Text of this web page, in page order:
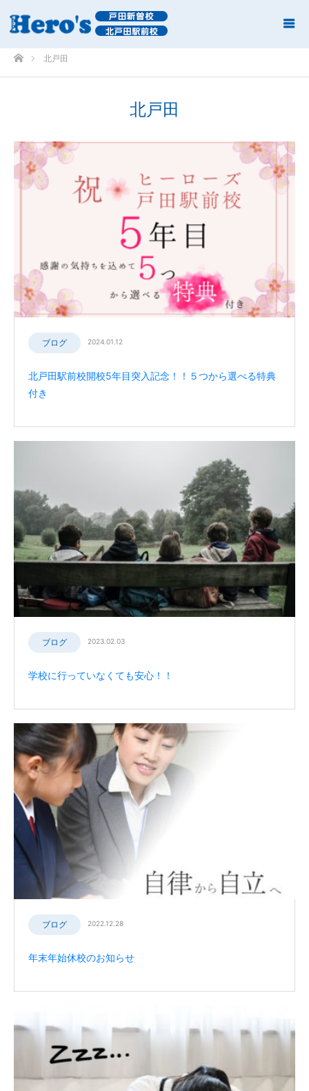
ホーム北戸田
北戸田
ブログ 2024.01.12
北戸田駅前校開校5年目突入記念！！５つから選べる特典
付き
ブログ 2023.02.03
学校に行っていなくても安心！！
ブログ 2022.12.28
年末年始休校のお知らせ